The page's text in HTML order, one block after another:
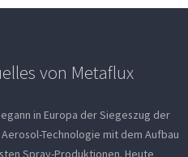
von Metaflux
in Europa der Siegeszug der
Technologie mit dem Aufbau
Spray-Produktionen. Heute